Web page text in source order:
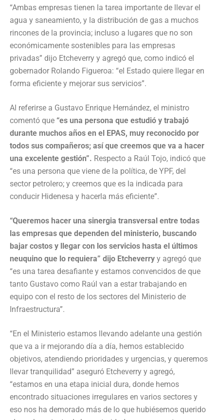
“Ambas empresas tienen la tarea importante de llevar el
agua y saneamiento, y la distribución de gas a muchos
rincones de la provincia; incluso a lugares que no son
económicamente sostenibles para las empresas
privadas” dijo Etcheverry y agregó que, como indicó el
gobernador Rolando Figueroa: “el Estado quiere llegar en
forma eficiente y mejorar sus servicios”.
Al referirse a Gustavo Enrique Hernández, el ministro
comentó que “es una persona que estudió y trabajó
durante muchos años en el EPAS, muy reconocido por
todos sus compañeros; así que creemos que va a hacer
una excelente gestión”. Respecto a Raúl Tojo, indicó que
“es una persona que viene de la política, de YPF, del
sector petrolero; y creemos que es la indicada para
conducir Hidenesa y hacerla más eficiente”.
“Queremos hacer una sinergia transversal entre todas
las empresas que dependen del ministerio, buscando
bajar costos y llegar con los servicios hasta el últimos
neuquino que lo requiera” dijo Etcheverry y agregó que
“es una tarea desafiante y estamos convencidos de que
tanto Gustavo como Raúl van a estar trabajando en
equipo con el resto de los sectores del Ministerio de
Infraestructura”.
“En el Ministerio estamos llevando adelante una gestión
que va a ir mejorando día a día, hemos establecido
objetivos, atendiendo prioridades y urgencias, y queremos
llevar tranquilidad” aseguró Etcheverry y agregó,
“estamos en una etapa inicial dura, donde hemos
encontrado situaciones irregulares en varios sectores y
eso nos ha demorado más de lo que hubiésemos querido